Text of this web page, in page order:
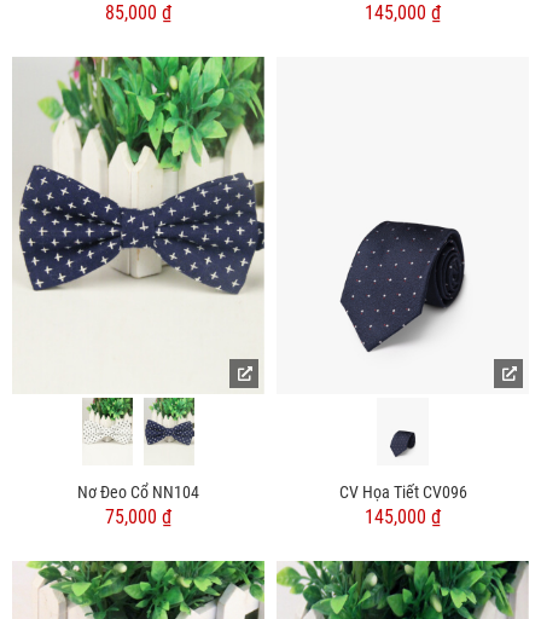
85,000 ₫ 145,000 ₫
Nơ Đeo Cổ NN104
75,000 ₫
CV Họa Tiết CV096
145,000 ₫